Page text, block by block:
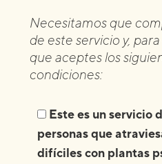
Necesitamos que
de este servicio y,
que aceptes los
condiciones:
Este es un servicio
personas que
difíciles con plantas